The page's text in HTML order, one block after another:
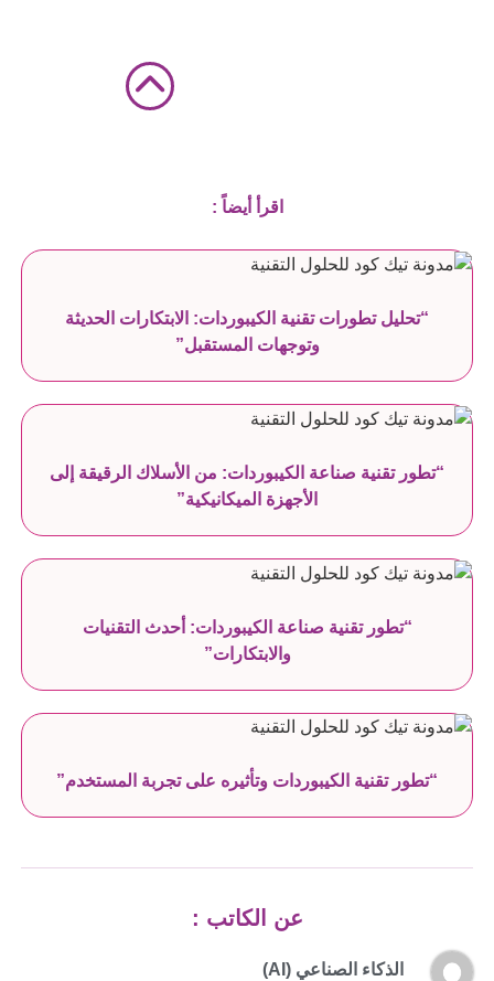
اقرأ أيضاً :
“تحليل تطورات تقنية الكيبوردات: الابتكارات الحديثة
وتوجهات المستقبل”
“تطور تقنية صناعة الكيبوردات: من الأسلاك الرقيقة إلى
الأجهزة الميكانيكية”
“تطور تقنية صناعة الكيبوردات: أحدث التقنيات
والابتكارات”
“تطور تقنية الكيبوردات وتأثيره على تجربة المستخدم”
عن الكاتب :
الذكاء الصناعي (AI)